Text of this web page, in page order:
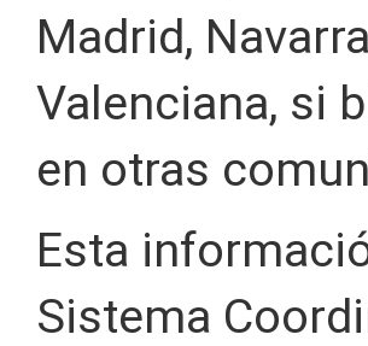
Madrid,
Valenciana, si
en otras
Esta
Sistema